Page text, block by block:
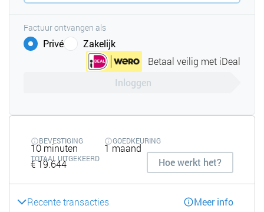
Factuur ontvangen als
Privé
Zakelijk
Betaal veilig met iDeal
Inloggen
BEVESTIGING
10 minuten
GOEDKEURING
1 maand
TOTAAL UITGEKEERD
€ 19.644 Hoe werkt het?
Recente transacties Meer info